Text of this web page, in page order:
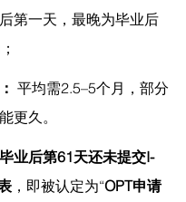
第一天，最晚为毕业后
平均需2.5–5个月，部分
更久。
毕业后第61天还未提交I-
，即被认定为“OPT申请